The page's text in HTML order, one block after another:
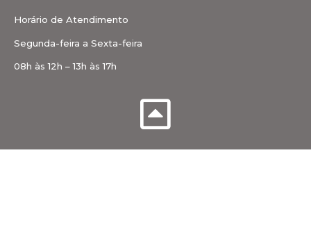
Horário de Atendimento
Segunda-feira a Sexta-feira
08h às 12h – 13h às 17h